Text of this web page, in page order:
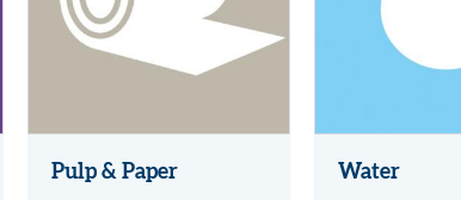
Pulp & Paper Water